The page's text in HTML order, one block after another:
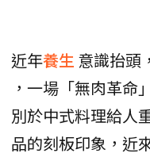
近年養生 意識抬頭
，一場「無肉革命
別於中式料理給人
品的刻板印象，近